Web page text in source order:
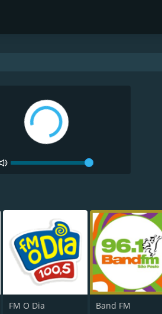
FM O Dia Band FM